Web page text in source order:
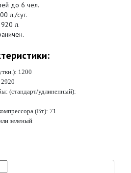
до 6 чел.
л./сут.
л.
1200
2920
(стандарт/удлиненный):
(Вт): 71
зеленый